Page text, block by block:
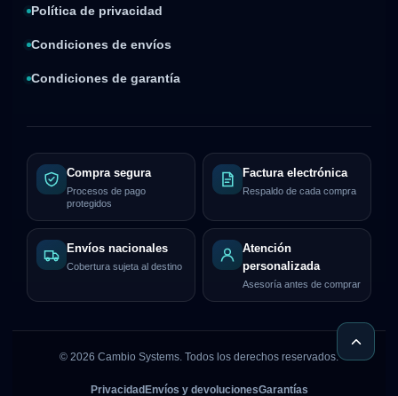
Política de privacidad
Condiciones de envíos
Condiciones de garantía
Compra segura
Procesos de pago
protegidos
Factura electrónica
Respaldo de cada compra
Envíos nacionales
Cobertura sujeta al destino
Atención
personalizada
Asesoría antes de comprar
© 2026 Cambio Systems. Todos los derechos reservados.
Privacidad Envíos y devolucionesGarantías